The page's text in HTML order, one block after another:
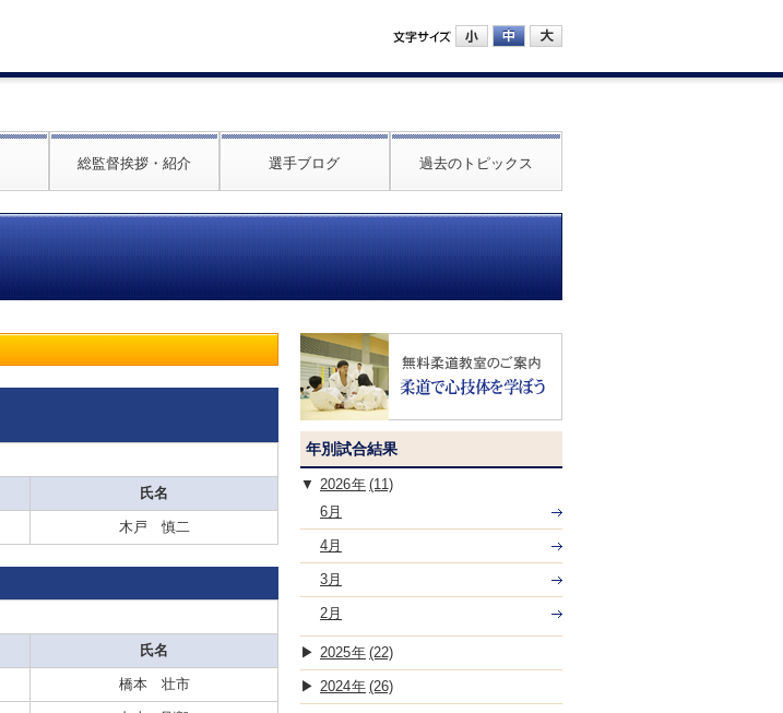
総監督挨拶・紹介 選手ブログ 過去のトピックス
氏名
木戸 慎二
氏名
橋本 壮市
年別試合結果
2026
(11)
6月
4月
3月
2月
2025 (22)
2024 (26)